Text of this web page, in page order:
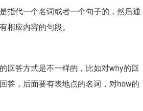
指代一个名词或者一个句子的，然后通
应内容的句段。
回答方式是不一样的，比如对why的回
答，后面要有表地点的名词，对how的